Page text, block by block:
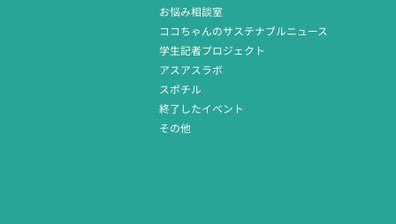
お悩み相談室
ココちゃんのサステナブルニュース
学生記者プロジェクト
アスアスラボ
スポチル
終了したイベント
その他